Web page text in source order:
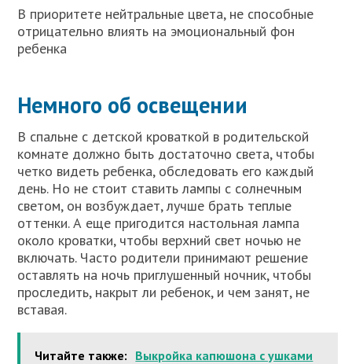
В приоритете нейтральные цвета, не способные
отрицательно влиять на эмоциональный фон
ребенка
Немного об освещении
В спальне с детской кроваткой в родительской
комнате должно быть достаточно света, чтобы
четко видеть ребенка, обследовать его каждый
день. Но не стоит ставить лампы с солнечным
светом, он возбуждает, лучше брать теплые
оттенки. А еще пригодится настольная лампа
около кроватки, чтобы верхний свет ночью не
включать. Часто родители принимают решение
оставлять на ночь приглушенный ночник, чтобы
проследить, накрыт ли ребенок, и чем занят, не
вставая.
Читайте также: Выкройка капюшона с ушками